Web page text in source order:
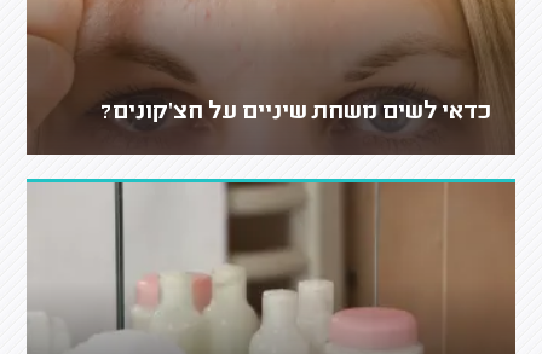
כדאי לשים משחת שיניים על חצ'קונים?